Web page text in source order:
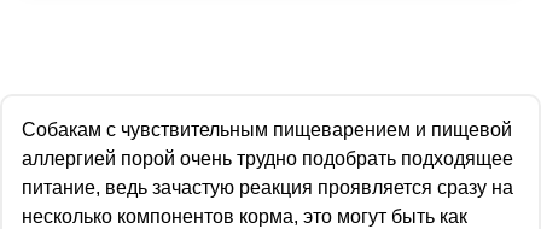
Собакам с чувствительным пищеварением и пищевой
аллергией порой очень трудно подобрать подходящее
питание, ведь зачастую реакция проявляется сразу на
несколько компонентов корма, это могут быть как